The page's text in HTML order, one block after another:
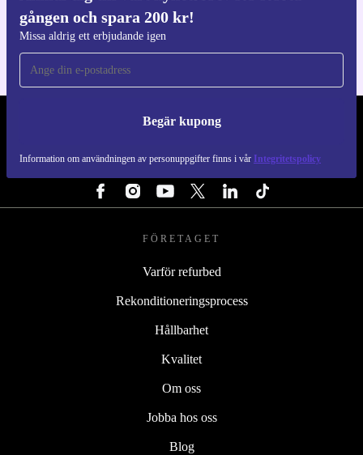
gången och spara 200 kr!
Missa aldrig ett erbjudande igen
Begär kupong
Information om användningen av personuppgifter finns i vår Integritetspolicy
För iOS och Android
REFURBED SVERIGE - RETHINK NEW.
FÖLJ OSS
FÖRETAGET
Varför refurbed
Rekonditioneringsprocess
Hållbarhet
Kvalitet
Om oss
Jobba hos oss
Blog